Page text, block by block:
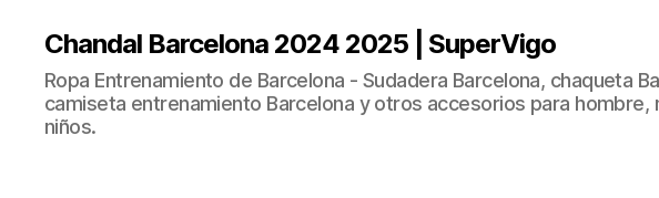
Chandal Barcelona 2024 2025 | SuperVigo
Ropa Entrenamiento de Barcelona - Sudadera Barcelona, chaqueta
camiseta entrenamiento Barcelona y otros accesorios para hombre,
niños.